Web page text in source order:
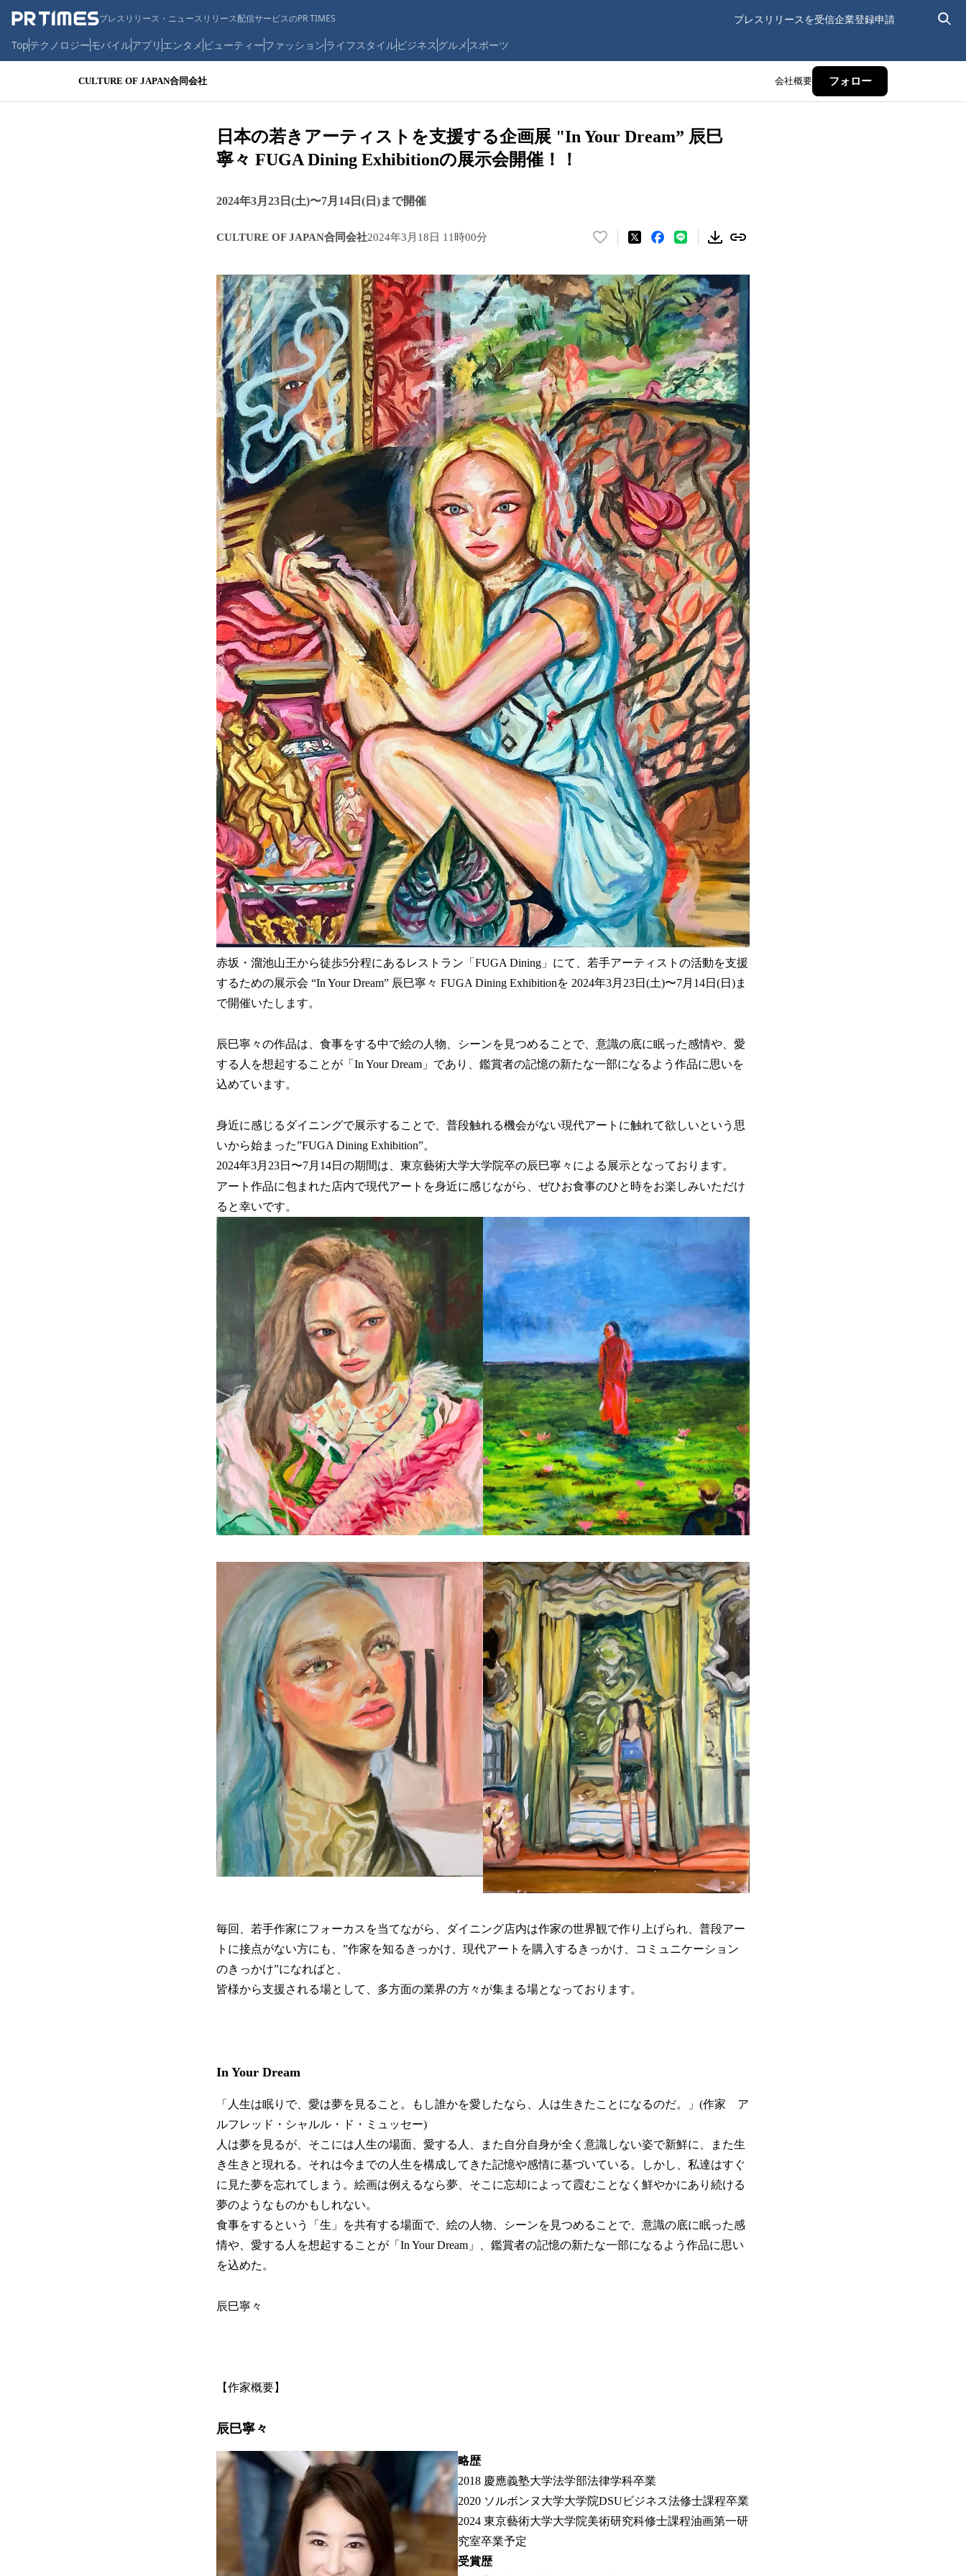
プレスリリース・ニュースリリース配信サービスのPR TIMES プレスリリースを受信企業登録申請
Topテクノロジーモバイルアプリ エンタメ ビューティーファッションライフスタイルビジネス グルメ スポーツ
CULTURE OF JAPAN合同会社 会社概要 フォロー
日本の若きアーティストを支援する企画展 "In Your Dream” 辰巳
寧々 FUGA Dining Exhibitionの展示会開催！！
2024年3月23日(土)〜7月14日(日)まで開催
CULTURE OF JAPAN合同会社2024年3月18日 11時00分
い
ね
！
数
を
読
み
込
み
中
で
す
赤坂・溜池山王から徒歩5分程にあるレストラン「FUGA Dining」にて、若手アーティストの活動を支援
するための展示会 “In Your Dream” 辰巳寧々 FUGA Dining Exhibitionを 2024年3月23日(土)〜7月14日(日)ま
で開催いたします。
辰巳寧々の作品は、食事をする中で絵の人物、シーンを見つめることで、意識の底に眠った感情や、愛
する人を想起することが「In Your Dream」であり、鑑賞者の記憶の新たな一部になるよう作品に思いを
込めています。
身近に感じるダイニングで展示することで、普段触れる機会がない現代アートに触れて欲しいという思
いから始まった”FUGA Dining Exhibition”。
2024年3月23日〜7月14日の期間は、東京藝術大学大学院卒の辰巳寧々による展示となっております。
アート作品に包まれた店内で現代アートを身近に感じながら、ぜひお食事のひと時をお楽しみいただけ
ると幸いです。
毎回、若手作家にフォーカスを当てながら、ダイニング店内は作家の世界観で作り上げられ、普段アー
トに接点がない方にも、”作家を知るきっかけ、現代アートを購入するきっかけ、コミュニケーション
のきっかけ”になればと、
皆様から支援される場として、多方面の業界の方々が集まる場となっております。
In Your Dream
「人生は眠りで、愛は夢を見ること。もし誰かを愛したなら、人は生きたことになるのだ。」(作家 ア
ルフレッド・シャルル・ド・ミュッセー)
人は夢を見るが、そこには人生の場面、愛する人、また自分自身が全く意識しない姿で新鮮に、また生
き生きと現れる。それは今までの人生を構成してきた記憶や感情に基づいている。しかし、私達はすぐ
に見た夢を忘れてしまう。絵画は例えるなら夢、そこに忘却によって霞むことなく鮮やかにあり続ける
夢のようなものかもしれない。
食事をするという「生」を共有する場面で、絵の人物、シーンを見つめることで、意識の底に眠った感
情や、愛する人を想起することが「In Your Dream」、鑑賞者の記憶の新たな一部になるよう作品に思い
を込めた。
辰巳寧々
【作家概要】
辰巳寧々
略歴
2018 慶應義塾大学法学部法律学科卒業
2020 ソルボンヌ大学大学院DSUビジネス法修士課程卒業
2024 東京藝術大学大学院美術研究科修士課程油画第一研
究室卒業予定
受賞歴